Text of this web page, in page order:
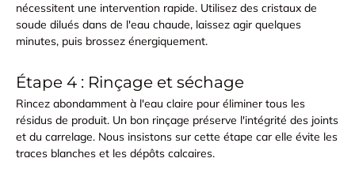
nécessitent une intervention rapide. Utilisez des cristaux de
soude dilués dans de l'eau chaude, laissez agir quelques
minutes, puis brossez énergiquement.
Étape 4 : Rinçage et séchage
Rincez abondamment à l'eau claire pour éliminer tous les
résidus de produit. Un bon rinçage préserve l'intégrité des joints
et du carrelage. Nous insistons sur cette étape car elle évite les
traces blanches et les dépôts calcaires.